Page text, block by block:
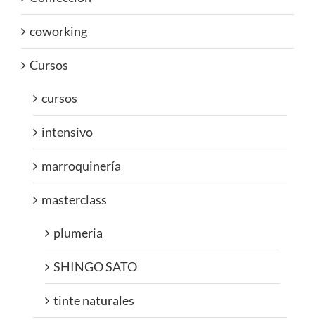
coworking
Cursos
cursos
intensivo
marroquinería
masterclass
plumeria
SHINGO SATO
tinte naturales